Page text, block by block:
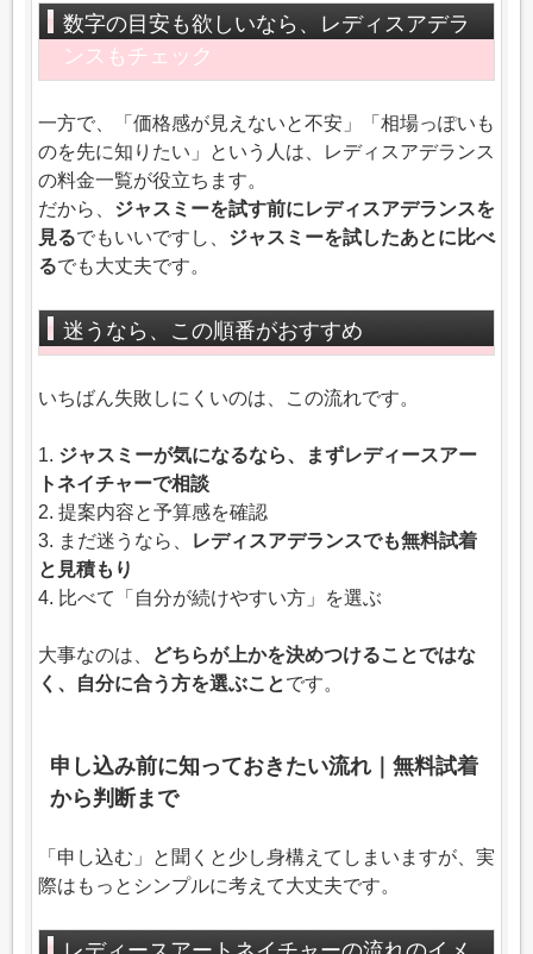
数字の目安も欲しいなら、レディスアデラ
ンスもチェック
一方で、「価格感が見えないと不安」「相場っぽいも
のを先に知りたい」という人は、レディスアデランス
の料金一覧が役立ちます。
だから、 ジャスミーを試す前にレディスアデランスを
見るでもいいですし、 ジャスミーを試したあとに比べ
るでも大丈夫です。
迷うなら、この順番がおすすめ
いちばん失敗しにくいのは、この流れです。
1. ジャスミーが気になるなら、まずレディースアー
トネイチャーで相談
2. 提案内容と予算感を確認
3. まだ迷うなら、
レディスアデランスでも無料試着
と見積もり
4. 比べて「自分が続けやすい方」を選ぶ
大事なのは、
どちらが上かを決めつけることではな
く、自分に合う方を選ぶことです。
申し込み前に知っておきたい流れ｜無料試着
から判断まで
「申し込む」と聞くと少し身構えてしまいますが、実
際はもっとシンプルに考えて大丈夫です。